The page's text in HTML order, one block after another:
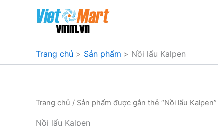
dung
Trang chủ Sản phẩm Nồi lẩu Kalpen
Trang chủ / Sản phẩm được gắn thẻ “Nồi lẩu Kalpen”
Nồi lẩu Kalpen